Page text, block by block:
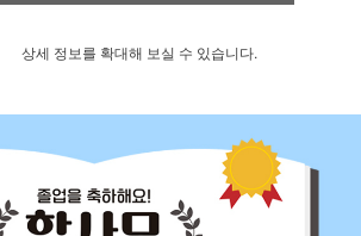
상세 정보를 확대해 보실 수 있습니다.